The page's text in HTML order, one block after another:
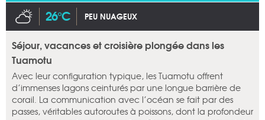
26°C PEU NUAGEUX
Séjour, vacances et croisière plongée dans les
Tuamotu
Avec leur configuration typique, les Tuamotu offrent
d’immenses lagons ceinturés par une longue barrière de
corail. La communication avec l’océan se fait par des
passes, véritables autoroutes à poissons, dont la profondeur